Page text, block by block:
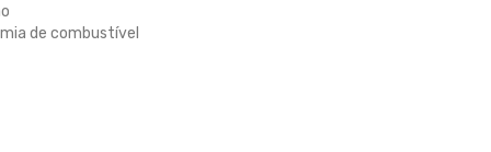
de combustível